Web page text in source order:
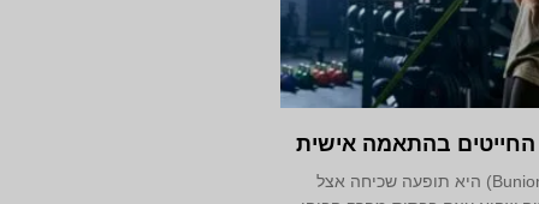
החייטים בהתאמה אישית
בוניון החייטים (Bunionette) היא תופעה שכיחה אצל